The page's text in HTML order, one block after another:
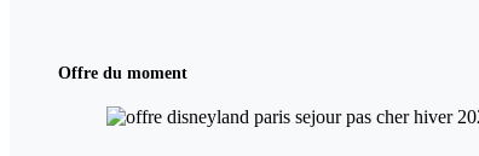
Offre du moment